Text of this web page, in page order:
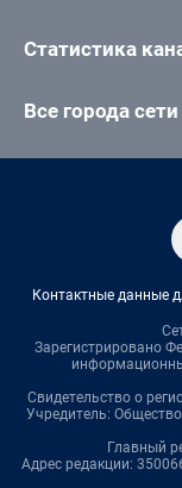
Статистика
Все города сети
Контактные данные
Зарегистрировано
Свидетельство о
Учредитель:
Главный
Адрес редакции: